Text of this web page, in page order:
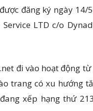
đăng ký ngày 14/
LTD c/o
đi vào hoạt động
trang có xu hướng
xếp hạng thứ